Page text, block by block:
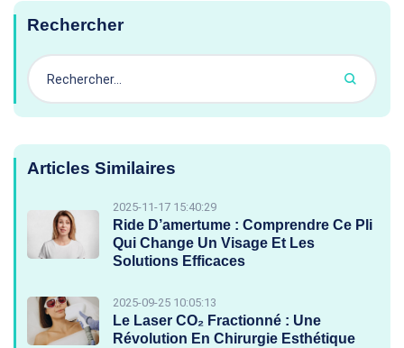
Rechercher
Articles Similaires
2025-11-17 15:40:29
Ride D’amertume : Comprendre Ce Pli
Qui Change Un Visage Et Les
Solutions Efficaces
2025-09-25 10:05:13
Le Laser CO₂ Fractionné : Une
Révolution En Chirurgie Esthétique